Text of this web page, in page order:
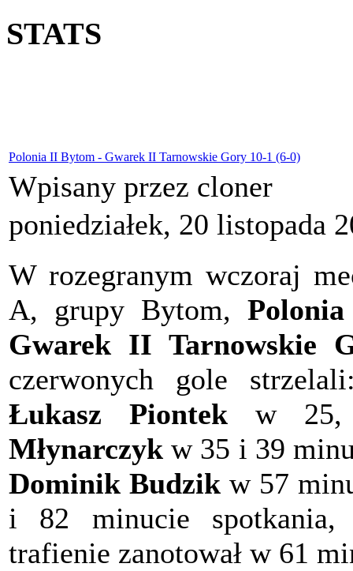
STATS
Polonia II Bytom - Gwarek II Tarnowskie Gory 10-1 (6-0)
Wpisany przez cloner
poniedziałek, 20 listopada
W rozegranym wczoraj
A, grupy Bytom,
Gwarek II Tarnowskie
czerwonych gole
Łukasz Piontek w
Młynarczyk w 35 i 39
Dominik Budzik w 57
i 82 minucie spotkania,
trafienie zanotował w 61